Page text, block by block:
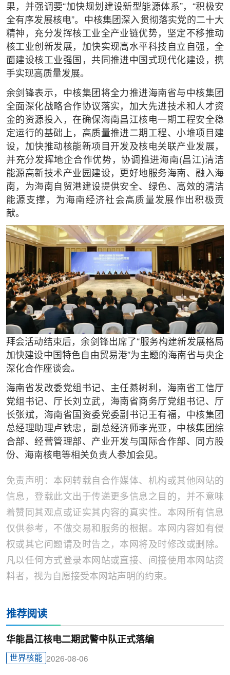
果，并强调要“加快规划建设新型能源体系”，“积极安
全有序发展核电”。中核集团深入贯彻落实党的二十大
精神，充分发挥核工业全产业链优势，坚定不移推动
核工业创新发展，加快实现高水平科技自立自强，全
面建设核工业强国，共同推进中国式现代化建设，携
手实现高质量发展。
余剑锋表示，中核集团将全力推进海南省与中核集团
全面深化战略合作协议落实，加大先进技术和人才资
金的资源投入，在确保海南昌江核电一期工程安全稳
定运行的基础上，高质量推进二期工程、小堆项目建
设，加快推动核能新项目开发及核电关联产业发展，
并充分发挥地企合作优势，协调推进海南(昌江)清洁
能源高新技术产业园建设，更好地服务海南、融入海
南，为海南自贸港建设提供安全、绿色、高效的清洁
能源支撑，为海南经济社会高质量发展作出积极贡
献。
拜会活动结束后，余剑锋出席了“服务构建新发展格局
加快建设中国特色自由贸易港”为主题的海南省与央企
深化合作座谈会。
海南省发改委党组书记、主任綦树利，海南省工信厅
党组书记、厅长刘立武，海南省商务厅党组书记、厅
长张斌，海南省国资委党委副书记王有福，中核集团
总经理助理卢铁忠，副总经济师李光亚，中核集团综
合部、经营管理部、产业开发与国际合作部、同方股
份、海南核电等相关负责人参加会见。
免责声明：本网转载自合作媒体、机构或其他网站的
信息，登载此文出于传递更多信息之目的，并不意味
着赞同其观点或证实其内容的真实性。本网所有信息
仅供参考，不做交易和服务的根据。本网内容如有侵
权或其它问题请及时告之，本网将及时修改或删除。
凡以任何方式登录本网站或直接、间接使用本网站资
料者，视为自愿接受本网站声明的约束。
推荐阅读
华能昌江核电二期武警中队正式落编
世界核能 2026-08-06